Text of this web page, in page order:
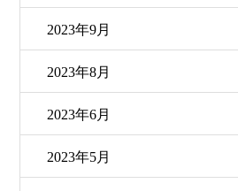
2023年9月
2023年8月
2023年6月
2023年5月